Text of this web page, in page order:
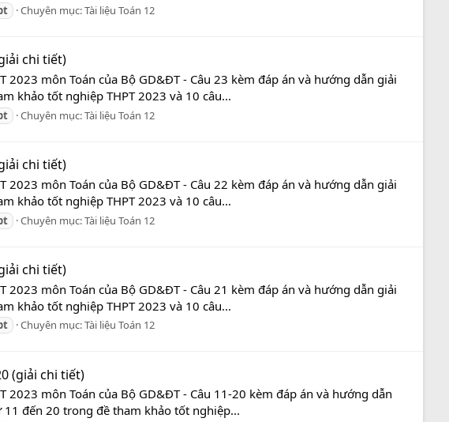
Chuyên mục:Tài liệu Toán 12
chi tiết)
môn Toán của Bộ GD&ĐT - Câu 23 kèm đáp án và hướng dẫn giải
khảo tốt nghiệp THPT 2023 và 10 câu...
Chuyên mục:Tài liệu Toán 12
chi tiết)
môn Toán của Bộ GD&ĐT - Câu 22 kèm đáp án và hướng dẫn giải
khảo tốt nghiệp THPT 2023 và 10 câu...
Chuyên mục:Tài liệu Toán 12
chi tiết)
môn Toán của Bộ GD&ĐT - Câu 21 kèm đáp án và hướng dẫn giải
khảo tốt nghiệp THPT 2023 và 10 câu...
Chuyên mục:Tài liệu Toán 12
(giải chi tiết)
môn Toán của Bộ GD&ĐT - Câu 11-20 kèm đáp án và hướng dẫn
đến 20 trong đề tham khảo tốt nghiệp...